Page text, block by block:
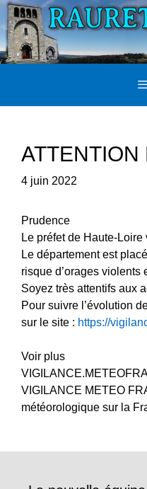
Aller
au
contenu
4 juin 2022
Prudence
Le préfet de Haute-Loire
Le département est
risque d’orages violents
Soyez très attentifs aux
Pour suivre l’évolution
sur le site : https://
Voir plus
VIGILANCE METEO
météorologique sur la